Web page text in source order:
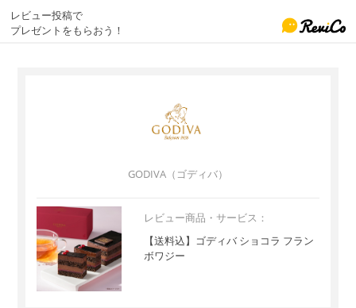
レビュー投稿で
プレゼントをもらおう！
GODIVA（ゴディバ）
レビュー商品・サービス：
【送料込】ゴディバ ショコラ フラン
ボワジー